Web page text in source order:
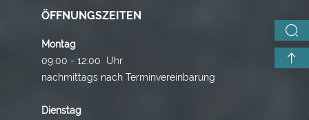
ÖFFNUNGSZEITEN
Montag
09:00 - 12:00 Uhr
nachmittags nach Terminvereinbarung
Dienstag